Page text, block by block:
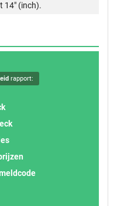
14" (inch).
rapport: